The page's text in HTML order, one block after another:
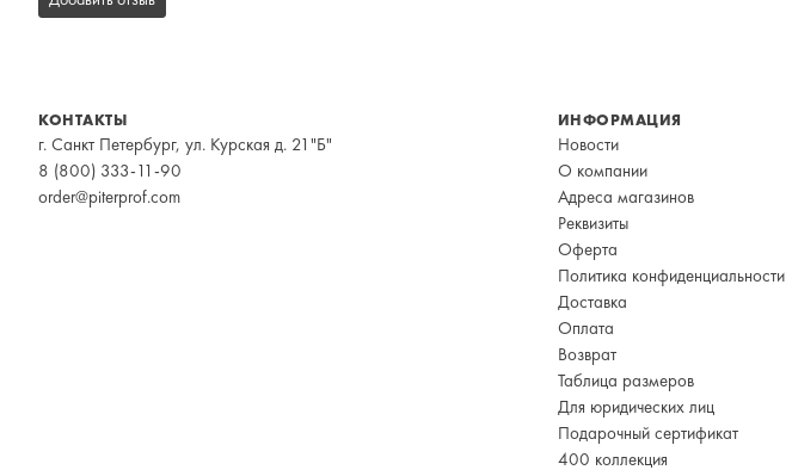
КОНТАКТЫ
г. Санкт Петербург, ул. Курская д. 21"Б"
8 (800) 333-11-90
order@piterprof.com
ИНФОРМАЦИЯ
Новости
О компании
Адреса магазинов
Реквизиты
Оферта
Политика конфиденциальности
Доставка
Оплата
Возврат
Таблица размеров
Для юридических лиц
Подарочный сертификат
400 коллекция